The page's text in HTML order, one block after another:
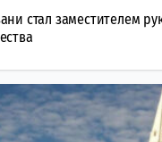
стал заместителем